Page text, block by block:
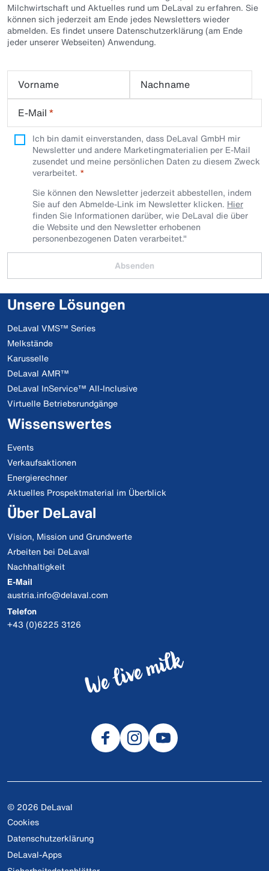
Milchwirtschaft und Aktuelles rund um DeLaval zu erfahren. Sie
können sich jederzeit am Ende jedes Newsletters wieder
abmelden. Es findet unsere Datenschutzerklärung (am Ende
jeder unserer Webseiten) Anwendung.
Vorname
Nachname
E-Mail *
Ich bin damit einverstanden, dass DeLaval GmbH mir
Newsletter und andere Marketingmaterialien per E-Mail
zusendet und meine persönlichen Daten zu diesem Zweck
verarbeitet.
Sie können den Newsletter jederzeit abbestellen, indem
Sie auf den Abmelde-Link im Newsletter klicken. Hier
finden Sie Informationen darüber, wie DeLaval die über
die Website und den Newsletter erhobenen
personenbezogenen Daten verarbeitet."
Absenden
Unsere Lösungen
DeLaval VMS™ Series
Melkstände
Karusselle
DeLaval AMR™
DeLaval InService™ All-Inclusive
Virtuelle Betriebsrundgänge
Wissenswertes
Events
Verkaufsaktionen
Energierechner
Aktuelles Prospektmaterial im Überblick
Über DeLaval
Vision, Mission und Grundwerte
Arbeiten bei DeLaval
Nachhaltigkeit
E-Mail
austria.info@delaval.com
Telefon
+43 (0)6225 3126
© 2026 DeLaval
Cookies
Datenschutzerklärung
DeLaval-Apps